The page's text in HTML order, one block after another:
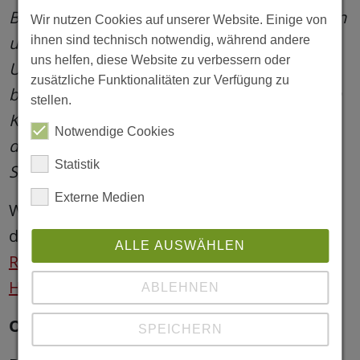
Blick auf die gesellschaftlichen Entwicklungen
und Ereignisse der vergangenen fünf Jahre.
Unsere Ressourcen sind ohnehin knapp
bemessen – es gibt keinen Puffer. Wir dürfen
Kinder- und Familien nicht noch mehr aus
dem Blick verlieren!“ (Silvana Zühlke,
Spielmobil Wirbelwind)
Weitere Informationen und Reaktionen auf
die geplanten Kürzungen gibt es hier:
Reaktionen auf die geplanten
Haushaltskürzungen | Jugendhilfeportal
OKJA bei Outlaw
Wir nutzen Cookies auf unserer Website. Einige von
ihnen sind technisch notwendig, während andere
uns helfen, diese Website zu verbessern oder
zusätzliche Funktionalitäten zur Verfügung zu
stellen.
Notwendige Cookies
Statistik
Externe Medien
ALLE AUSWÄHLEN
ABLEHNEN
SPEICHERN